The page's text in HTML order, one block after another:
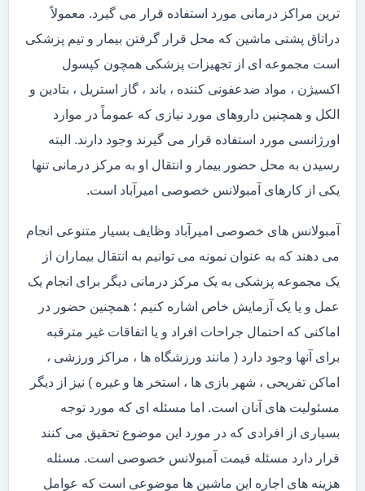
ترین مراکز درمانی مورد استفاده قرار می گیرد. معمولاً
دراتاق پشتی ماشین که محل قرار گرفتن بیمار و تیم پزشکی
است مجموعه ای از تجهیزات پزشکی همچون کپسول
اکسیژن ، مواد ضدعفونی کننده ، باند ، گاز استریل ، بتادین و
الکل و همچنین داروهای مورد نیازی که عموماً در موارد
اورژانسی مورد استفاده قرار می گیرند وجود دارند. البته
رسیدن به محل حضور بیمار و انتقال او به مرکز درمانی تنها
یکی از کارهای آمبولانس خصوصی امیرآباد است.
آمبولانس های خصوصی امیرآباد وظایف بسیار متنوعی انجام
می دهند که به عنوان نمونه می توانیم به انتقال بیماران از
یک مجموعه پزشکی به یک مرکز درمانی دیگر برای انجام یک
عمل و یا یک آزمایش خاص اشاره کنیم ؛ همچنین حضور در
اماکنی که احتمال جراحات افراد و یا اتفاقات غیر مترقبه
برای آنها وجود دارد ( مانند ورزشگاه ها ، مراکز ورزشی ،
اماکن تفریحی ، شهر بازی ها ، استخر ها و غیره ) نیز از دیگر
مسئولیت های آنان است. اما مسئله ای که مورد توجه
بسیاری از افرادی که در مورد این موضوع تحقیق می کنند
قرار دارد مسئله قیمت آمبولانس خصوصی است. مسئله
هزینه های اجاره این ماشین ها موضوعی است که عوامل